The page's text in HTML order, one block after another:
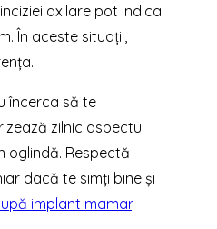
axilare pot indica
În aceste situații,
încerca să te
zilnic aspectul
oglindă. Respectă
dacă te simți bine și
implant mamar.